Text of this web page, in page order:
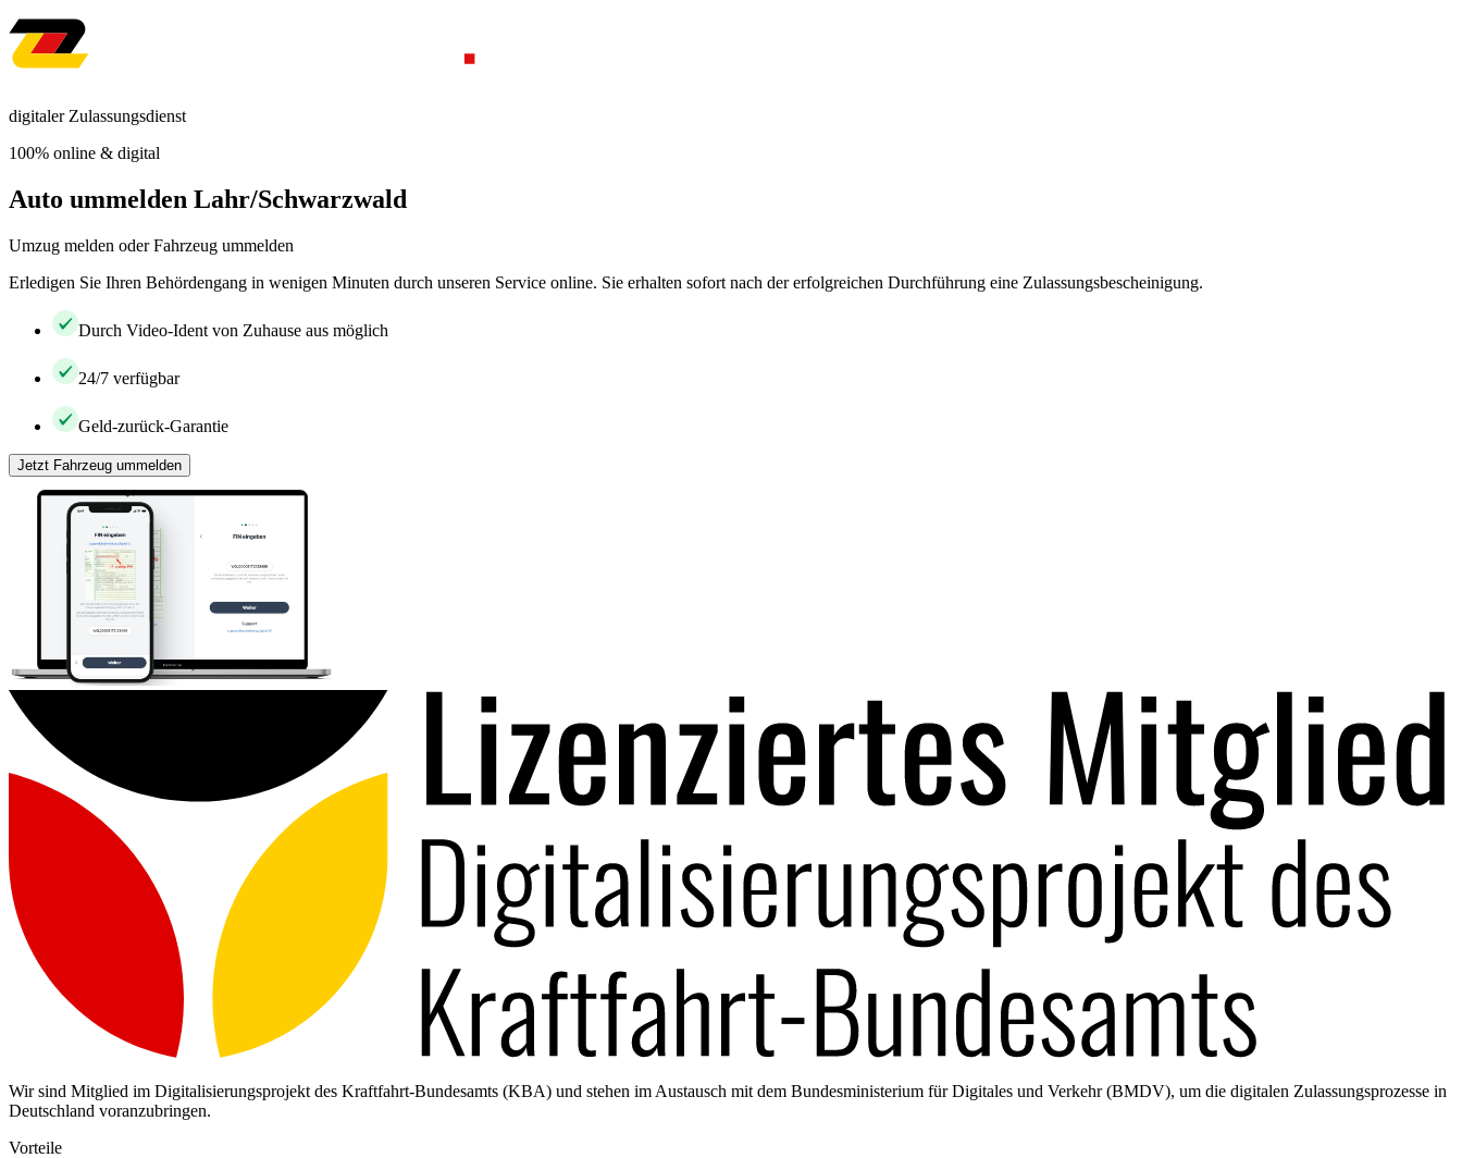
digitaler Zulassungsdienst
100% online & digital
Auto ummelden Lahr/Schwarzwald
Umzug melden oder Fahrzeug ummelden
Erledigen Sie Ihren Behördengang in wenigen Minuten durch unseren Service online. Sie erhalten sofort nach der erfolgreichen Durchführung eine Zulassungsbescheinigung.
Durch Video-Ident von Zuhause aus möglich
24/7 verfügbar
Geld-zurück-Garantie
Jetzt Fahrzeug ummelden
Wir sind Mitglied im Digitalisierungsprojekt des Kraftfahrt-Bundesamts (KBA) und stehen im Austausch mit dem Bundesministerium für Digitales und Verkehr (BMDV), um die digitalen Zulassungsprozesse in
Deutschland voranzubringen.
Vorteile